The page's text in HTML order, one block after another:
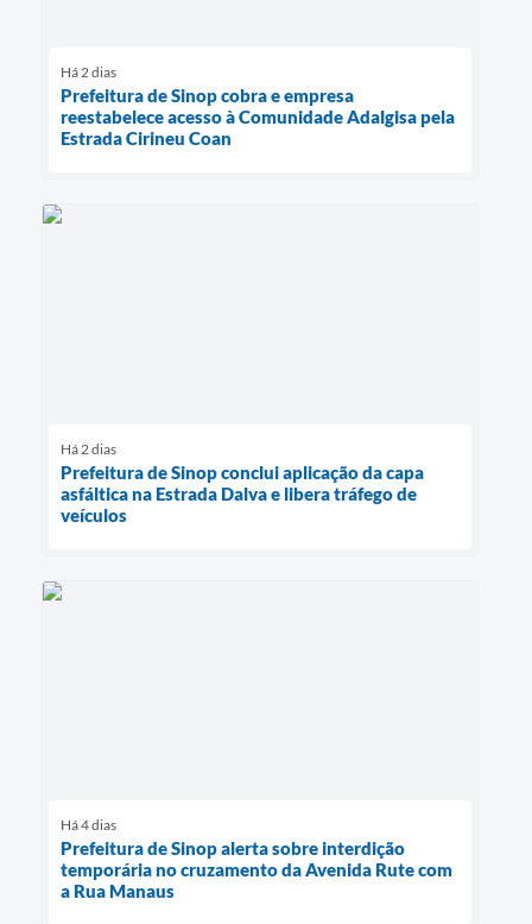
Há 2 dias
Prefeitura de Sinop cobra e empresa
reestabelece acesso à Comunidade Adalgisa pela
Estrada Cirineu Coan
Há 2 dias
Prefeitura de Sinop conclui aplicação da capa
asfáltica na Estrada Dalva e libera tráfego de
veículos
Há 4 dias
Prefeitura de Sinop alerta sobre interdição
temporária no cruzamento da Avenida Rute com
a Rua Manaus